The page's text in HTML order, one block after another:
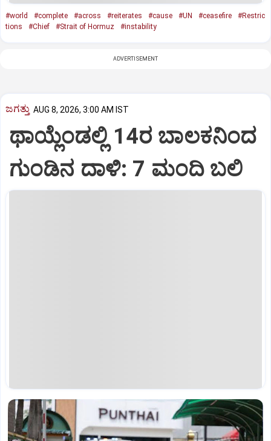
#world #complete #across #reiterates #cause #UN #ceasefire
#Restric
tions
#Chief #Strait of Hormuz #instability
ADVERTISEMENT
ಜಗತ್ತು AUG 8, 2026, 3:00 AM IST
ಥಾಯ್ಲೆಂಡಲ್ಲಿ 14ರ ಬಾಲಕನಿಂದ
ಗುಂಡಿನ ದಾಳಿ: 7 ಮಂದಿ ಬಲಿ